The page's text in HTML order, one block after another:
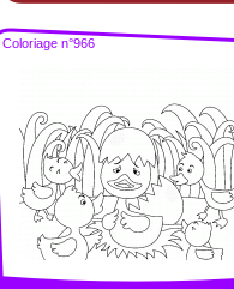
Coloriage n°966